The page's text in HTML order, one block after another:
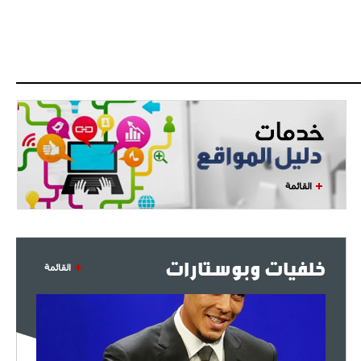
15:10
- 2021/08/04
اجتماع حاسم لإدارة ميلان مع نظيرتها
من الريال للفصل في صفقة إيسكو
14:50
- 2021/08/04
البياسجي عرض على مبابي راتبا خياليا
لوكاتيلي يؤكد نيته في الانتقال إلى
18:10
- 2021/07/25
القائمة
خلفيات وبوستارات القائمة